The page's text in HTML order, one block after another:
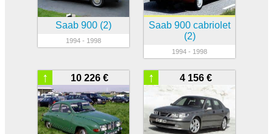
Saab 900 (2)
1994 - 1998
Saab 900 cabriolet
(2)
1994 - 1998
10 226 €
↑ 4 156 €
↑